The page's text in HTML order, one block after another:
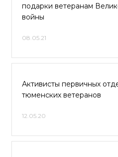
подарки ветеранам
войны
08.05.21
Активисты первичных
тюменских ветеранов
12.05.20